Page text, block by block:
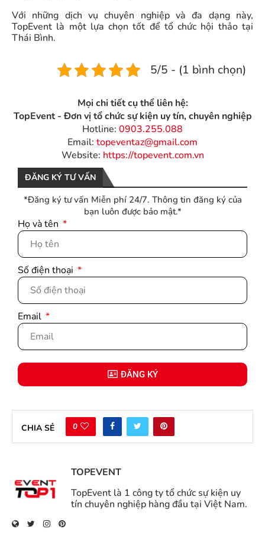
Với những dịch vụ chuyên nghiệp và đa dạng này,
TopEvent là một lựa chọn tốt để tổ chức hội thảo tại
Thái Bình.
5/5 - (1 bình chọn)
Mọi chi tiết cụ thể liên hệ:
TopEvent - Đơn vị tổ chức sự kiện uy tín, chuyên nghiệp
Hotline: 0903.255.088
Email: topeventaz@gmail.com
Website: https://topevent.com.vn
ĐĂNG KÝ TƯ VẤN
*Đăng ký tư vấn Miễn phí 24/7. Thông tin đăng ký của
bạn luôn được bảo mật.*
Họ và tên
Số điện thoại
Email
ĐĂNG KÝ
CHIA SẺ 0
TOPEVENT
TopEvent là 1 công ty tổ chức sự kiện uy
tín chuyên nghiệp hàng đầu tại Việt Nam.